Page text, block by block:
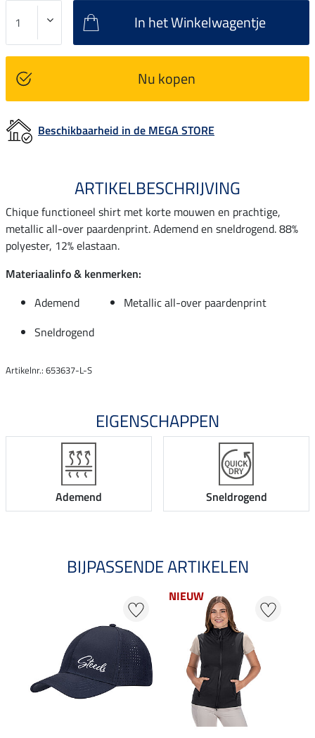
In het Winkelwagentje
Nu kopen
Beschikbaarheid in de MEGA STORE
ARTIKELBESCHRIJVING
Chique functioneel shirt met korte mouwen en prachtige,
metallic all-over paardenprint. Ademend en sneldrogend. 88%
polyester, 12% elastaan.
Materiaalinfo & kenmerken:
Ademend
Metallic all-over paardenprint
Sneldrogend
Artikelnr.: 653637-L-S
EIGENSCHAPPEN
Ademend Sneldrogend
BIJPASSENDE ARTIKELEN
NIEUW